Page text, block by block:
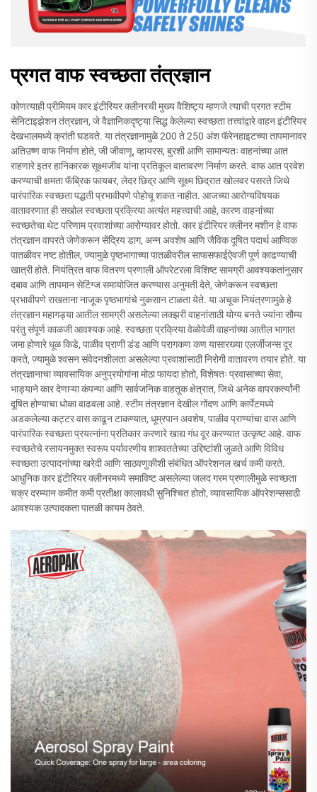
प्रगत वाफ स्वच्छता तंत्रज्ञान
कोणत्याही प्रीमियम कार इंटीरियर क्लीनरची मुख्य वैशिष्ट्य म्हणजे त्याची प्रगत स्टीम
सेनिटाइझेशन तंत्रज्ञान, जे वैज्ञानिकदृष्ट्या सिद्ध केलेल्या स्वच्छता तत्त्वांद्वारे वाहन इंटीरियर
देखभालमध्ये क्रांती घडवते. या तंत्रज्ञानामुळे 200 ते 250 अंश फॅरेनहाइटच्या तापमानावर
अतिउष्ण वाफ निर्माण होते, जी जीवाणू, व्हायरस, बुरशी आणि सामान्यतः वाहनांच्या आत
राहणारे इतर हानिकारक सूक्ष्मजीव यांना प्रतिकूल वातावरण निर्माण करते. वाफ आत प्रवेश
करण्याची क्षमता फॅब्रिक फायबर, लेदर छिद्र आणि सूक्ष्म छिद्रात खोलवर पसरते जिथे
पारंपारिक स्वच्छता पद्धती प्रभावीपणे पोहोचू शकत नाहीत. आजच्या आरोग्यविषयक
वातावरणात ही सखोल स्वच्छता प्रक्रिया अत्यंत महत्त्वाची आहे, कारण वाहनांच्या
स्वच्छतेचा थेट परिणाम प्रवाशांच्या आरोग्यावर होतो. कार इंटीरियर क्लीनर मशीन हे वाफ
तंत्रज्ञान वापरते जेणेकरून सेंद्रिय डाग, अन्न अवशेष आणि जैविक दूषित पदार्थ आण्विक
पातळीवर नष्ट होतील, ज्यामुळे पृष्ठभागाच्या पातळीवरील साफसफाईऐवजी पूर्ण काढण्याची
खात्री होते. नियंत्रित वाफ वितरण प्रणाली ऑपरेटरला विशिष्ट सामग्री आवश्यकतांनुसार
दबाव आणि तापमान सेटिंग्ज समायोजित करण्यास अनुमती देते, जेणेकरून स्वच्छता
प्रभावीपणे राखताना नाजूक पृष्ठभागांचे नुकसान टाळता येते. या अचूक नियंत्रणामुळे हे
तंत्रज्ञान महागड्या आतील सामग्री असलेल्या लक्झरी वाहनांसाठी योग्य बनते ज्यांना सौम्य
परंतु संपूर्ण काळजी आवश्यक आहे. स्वच्छता प्रक्रिया वेळोवेळी वाहनांच्या आतील भागात
जमा होणारे धूळ किडे, पाळीव प्राणी डंड आणि परागकण कण यासारख्या एलर्जीजन्स दूर
करते, ज्यामुळे श्वसन संवेदनशीलता असलेल्या प्रवाशांसाठी निरोगी वातावरण तयार होते. या
तंत्रज्ञानाचा व्यावसायिक अनुप्रयोगांना मोठा फायदा होतो, विशेषतः प्रवासाच्या सेवा,
भाड्याने कार देणाऱ्या कंपन्या आणि सार्वजनिक वाहतूक क्षेत्रात, जिथे अनेक वापरकर्त्यांनी
दूषित होण्याचा धोका वाढवला आहे. स्टीम तंत्रज्ञान देखील गोंदण आणि कार्पेटमध्ये
अडकलेल्या कट्टर वास काढून टाकण्यात, धूम्रपान अवशेष, पाळीव प्राण्यांचा वास आणि
पारंपारिक स्वच्छता प्रयत्नांना प्रतिकार करणारे खाद्य गंध दूर करण्यात उत्कृष्ट आहे. वाफ
स्वच्छतेचे रसायनमुक्त स्वरूप पर्यावरणीय शाश्वततेच्या उद्दिष्टांशी जुळते आणि विविध
स्वच्छता उत्पादनांच्या खरेदी आणि साठवणुकीशी संबंधित ऑपरेशनल खर्च कमी करते.
आधुनिक कार इंटीरियर क्लीनरमध्ये समाविष्ट असलेल्या जलद गरम प्रणालीमुळे स्वच्छता
चक्र दरम्यान कमीत कमी प्रतीक्षा कालावधी सुनिश्चित होतो, व्यावसायिक ऑपरेशन्ससाठी
आवश्यक उत्पादकता पातळी कायम ठेवते.